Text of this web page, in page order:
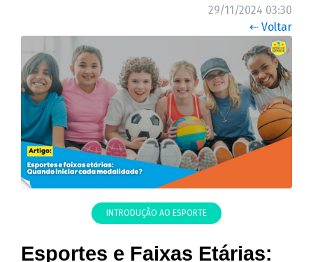
29/11/2024 03:30
⇠ Voltar
INTRODUÇÃO AO ESPORTE
Esportes e Faixas Etárias: